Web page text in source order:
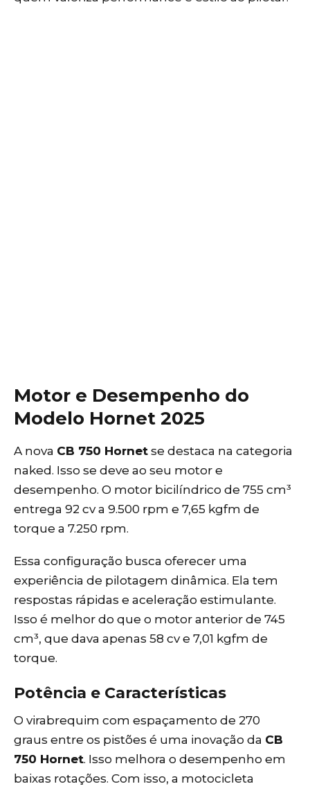
Motor e Desempenho do
Modelo Hornet 2025
A nova CB 750 Hornet se destaca na categoria
naked. Isso se deve ao seu motor e
desempenho. O motor bicilíndrico de 755 cm³
entrega 92 cv a 9.500 rpm e 7,65 kgfm de
torque a 7.250 rpm.
Essa configuração busca oferecer uma
experiência de pilotagem dinâmica. Ela tem
respostas rápidas e aceleração estimulante.
Isso é melhor do que o motor anterior de 745
cm³, que dava apenas 58 cv e 7,01 kgfm de
torque.
Potência e Características
O virabrequim com espaçamento de 270
graus entre os pistões é uma inovação da CB
750 Hornet. Isso melhora o desempenho em
baixas rotações. Com isso, a motocicleta